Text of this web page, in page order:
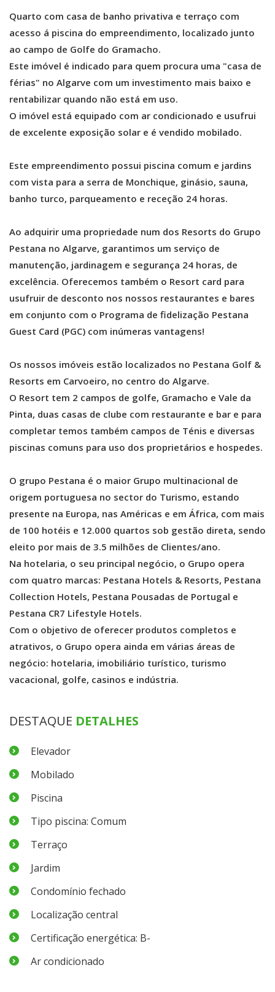
Quarto com casa de banho privativa e terraço com
acesso á piscina do empreendimento, localizado junto
ao campo de Golfe do Gramacho.
Este imóvel é indicado para quem procura uma "casa de
férias" no Algarve com um investimento mais baixo e
rentabilizar quando não está em uso.
O imóvel está equipado com ar condicionado e usufrui
de excelente exposição solar e é vendido mobilado.
Este empreendimento possui piscina comum e jardins
com vista para a serra de Monchique, ginásio, sauna,
banho turco, parqueamento e receção 24 horas.
Ao adquirir uma propriedade num dos Resorts do Grupo
Pestana no Algarve, garantimos um serviço de
manutenção, jardinagem e segurança 24 horas, de
excelência. Oferecemos também o Resort card para
usufruir de desconto nos nossos restaurantes e bares
em conjunto com o Programa de fidelização Pestana
Guest Card (PGC) com inúmeras vantagens!
Os nossos imóveis estão localizados no Pestana Golf &
Resorts em Carvoeiro, no centro do Algarve.
O Resort tem 2 campos de golfe, Gramacho e Vale da
Pinta, duas casas de clube com restaurante e bar e para
completar temos também campos de Ténis e diversas
piscinas comuns para uso dos proprietários e hospedes.
O grupo Pestana é o maior Grupo multinacional de
origem portuguesa no sector do Turismo, estando
presente na Europa, nas Américas e em África, com mais
de 100 hotéis e 12.000 quartos sob gestão direta, sendo
eleito por mais de 3.5 milhões de Clientes/ano.
Na hotelaria, o seu principal negócio, o Grupo opera
com quatro marcas: Pestana Hotels & Resorts, Pestana
Collection Hotels, Pestana Pousadas de Portugal e
Pestana CR7 Lifestyle Hotels.
Com o objetivo de oferecer produtos completos e
atrativos, o Grupo opera ainda em várias áreas de
negócio: hotelaria, imobiliário turístico, turismo
vacacional, golfe, casinos e indústria.
DESTAQUE DETALHES
Elevador
Mobilado
Piscina
Tipo piscina: Comum
Terraço
Jardim
Condomínio fechado
Localização central
Certificação energética: B-
Ar condicionado